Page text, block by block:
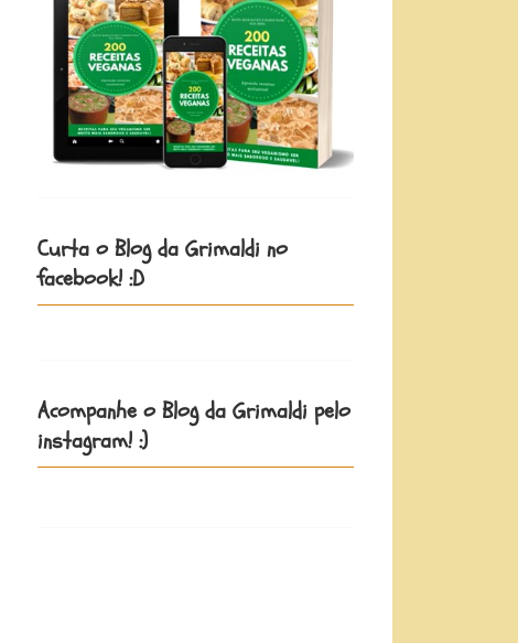
Curta o Blog da Grimaldi no
facebook! :D
Acompanhe o Blog da Grimaldi pelo
instagram! :)